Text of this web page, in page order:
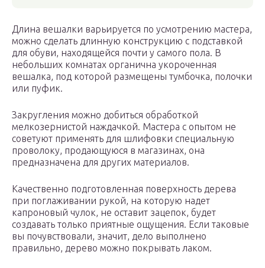
Длина вешалки варьируется по усмотрению мастера,
можно сделать длинную конструкцию с подставкой
для обуви, находящейся почти у самого пола. В
небольших комнатах органична укороченная
вешалка, под которой размещены тумбочка, полочки
или пуфик.
Закругления можно добиться обработкой
мелкозернистой наждачкой. Мастера с опытом не
советуют применять для шлифовки специальную
проволоку, продающуюся в магазинах, она
предназначена для других материалов.
Качественно подготовленная поверхность дерева
при поглаживании рукой, на которую надет
капроновый чулок, не оставит зацепок, будет
создавать только приятные ощущения. Если таковые
вы почувствовали, значит, дело выполнено
правильно, дерево можно покрывать лаком.